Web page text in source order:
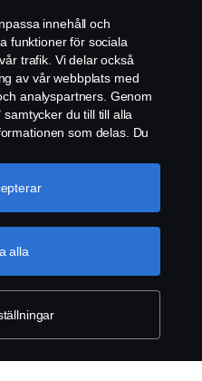
Sverige AB, Box
010-706 60 00
innehåll och
funktioner för sociala
trafik. Vi delar också
av vår webbplats med
analyspartners. Genom
du till till alla
som delas. Du
de kategorier du vill
förklaring av hur vi
alla